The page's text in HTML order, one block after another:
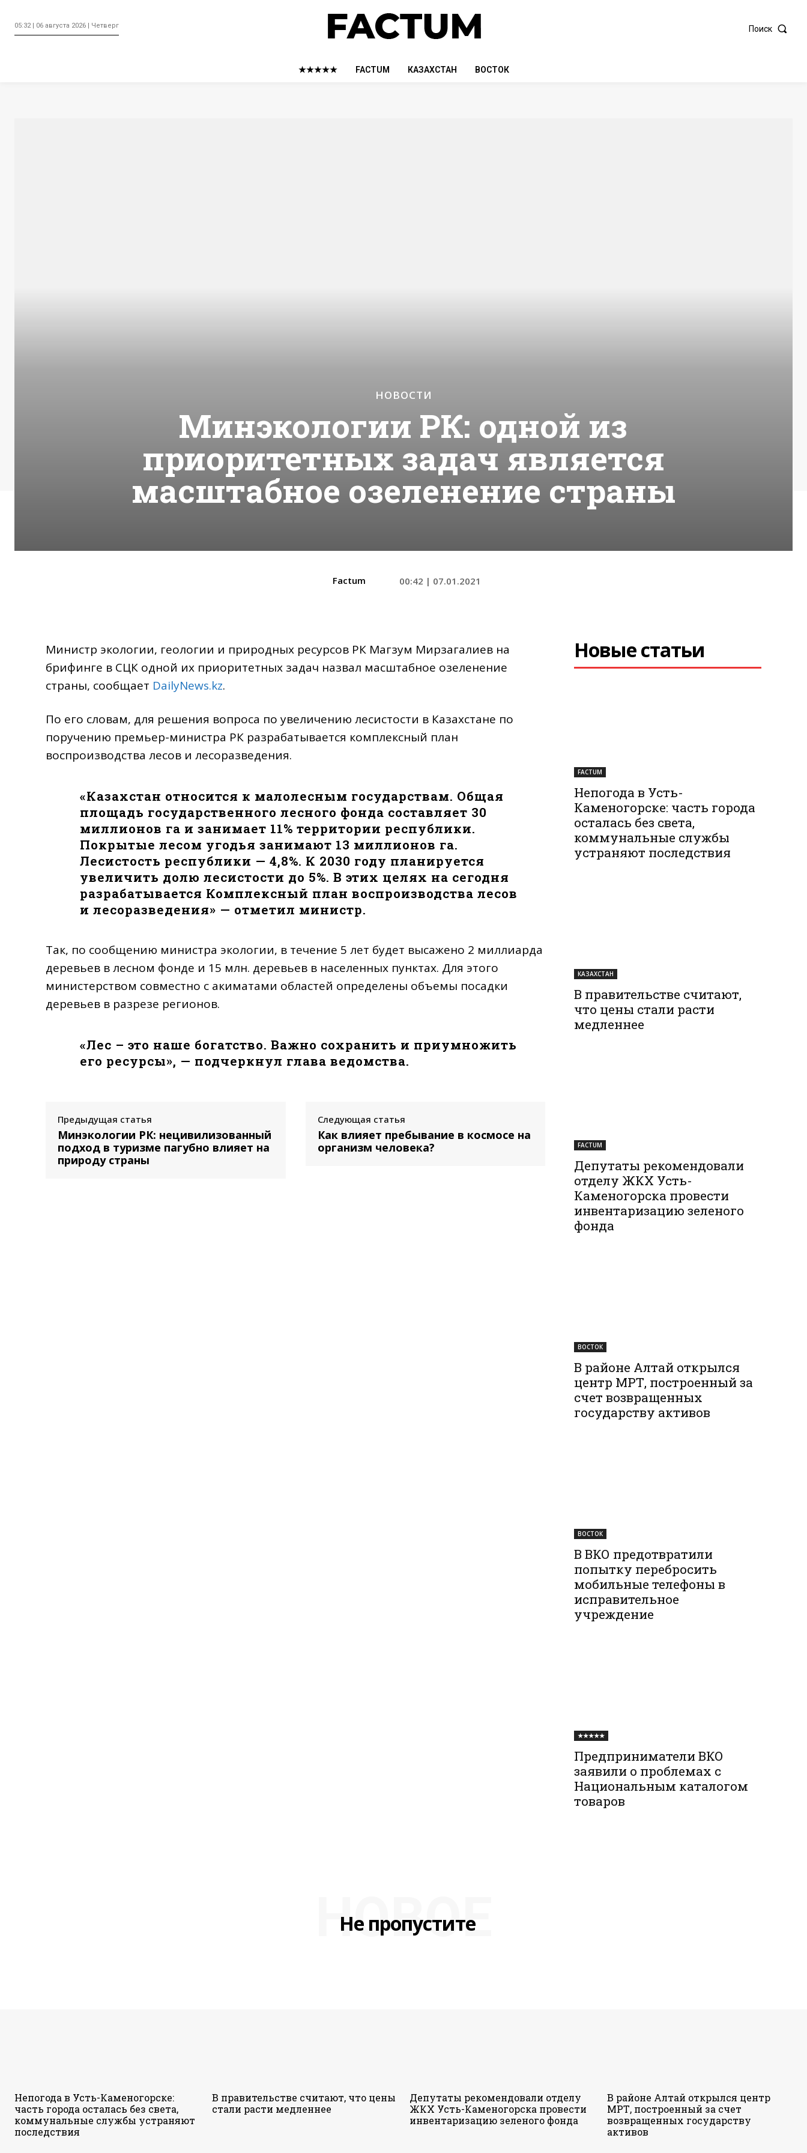
05:32 | 06 августа 2026 | Четверг Поиск
★★★★★ FACTUM КАЗАХСТАН ВОСТОК
НОВОСТИ
Минэкологии РК: одной из
приоритетных задач является
масштабное озеленение страны
Factum 00:42 | 07.01.2021
Министр экологии, геологии и природных ресурсов РК Магзум Мирзагалиев на
брифинге в СЦК одной их приоритетных задач назвал масштабное озеленение
страны, сообщает DailyNews.kz.
По его словам, для решения вопроса по увеличению лесистости в Казахстане по
поручению премьер-министра РК разрабатывается комплексный план
воспроизводства лесов и лесоразведения.
«Казахстан относится к малолесным государствам. Общая
площадь государственного лесного фонда составляет 30
миллионов га и занимает 11% территории республики.
Покрытые лесом угодья занимают 13 миллионов га.
Лесистость республики — 4,8%. К 2030 году планируется
увеличить долю лесистости до 5%. В этих целях на сегодня
разрабатывается Комплексный план воспроизводства лесов
и лесоразведения» — отметил министр.
Так, по сообщению министра экологии, в течение 5 лет будет высажено 2 миллиарда
деревьев в лесном фонде и 15 млн. деревьев в населенных пунктах. Для этого
министерством совместно с акиматами областей определены объемы посадки
деревьев в разрезе регионов.
«Лес – это наше богатство. Важно сохранить и приумножить
его ресурсы», — подчеркнул глава ведомства.
Предыдущая статья
Минэкологии РК: нецивилизованный
подход в туризме пагубно влияет на
природу страны
Следующая статья
Как влияет пребывание в космосе на
организм человека?
Новые статьи
FACTUM
Непогода в Усть-
Каменогорске: часть города
осталась без света,
коммунальные службы
устраняют последствия
КАЗАХСТАН
В правительстве считают,
что цены стали расти
медленнее
FACTUM
Депутаты рекомендовали
отделу ЖКХ Усть-
Каменогорска провести
инвентаризацию зеленого
фонда
ВОСТОК
В районе Алтай открылся
центр МРТ, построенный за
счет возвращенных
государству активов
ВОСТОК
В ВКО предотвратили
попытку перебросить
мобильные телефоны в
исправительное
учреждение
★★★★★
Предприниматели ВКО
заявили о проблемах с
Национальным каталогом
товаров
Не пропустите
НОВОЕ
Непогода в Усть-Каменогорске:
часть города осталась без света,
коммунальные службы устраняют
последствия
В правительстве считают, что цены
стали расти медленнее
Депутаты рекомендовали отделу
ЖКХ Усть-Каменогорска провести
инвентаризацию зеленого фонда
В районе Алтай открылся центр
МРТ, построенный за счет
возвращенных государству
активов